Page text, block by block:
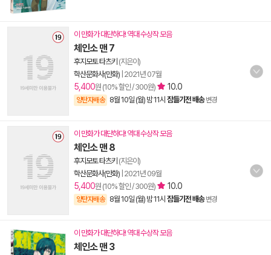
이 만화가 대단하다! 역대 수상작 모음
체인소 맨 7
후지모토 타츠키 (지은이)
학산문화사(만화) 2021년 07월
5,400원 (10% 할인 / 300원) 10.0
양탄자배송 8월 10일 (월) 밤 11시 잠들기전 배송 변경
이 만화가 대단하다! 역대 수상작 모음
체인소 맨 8
후지모토 타츠키 (지은이)
학산문화사(만화) 2021년 09월
5,400원 (10% 할인 / 300원) 10.0
양탄자배송 8월 10일 (월) 밤 11시 잠들기전 배송 변경
이 만화가 대단하다! 역대 수상작 모음
체인소 맨 3